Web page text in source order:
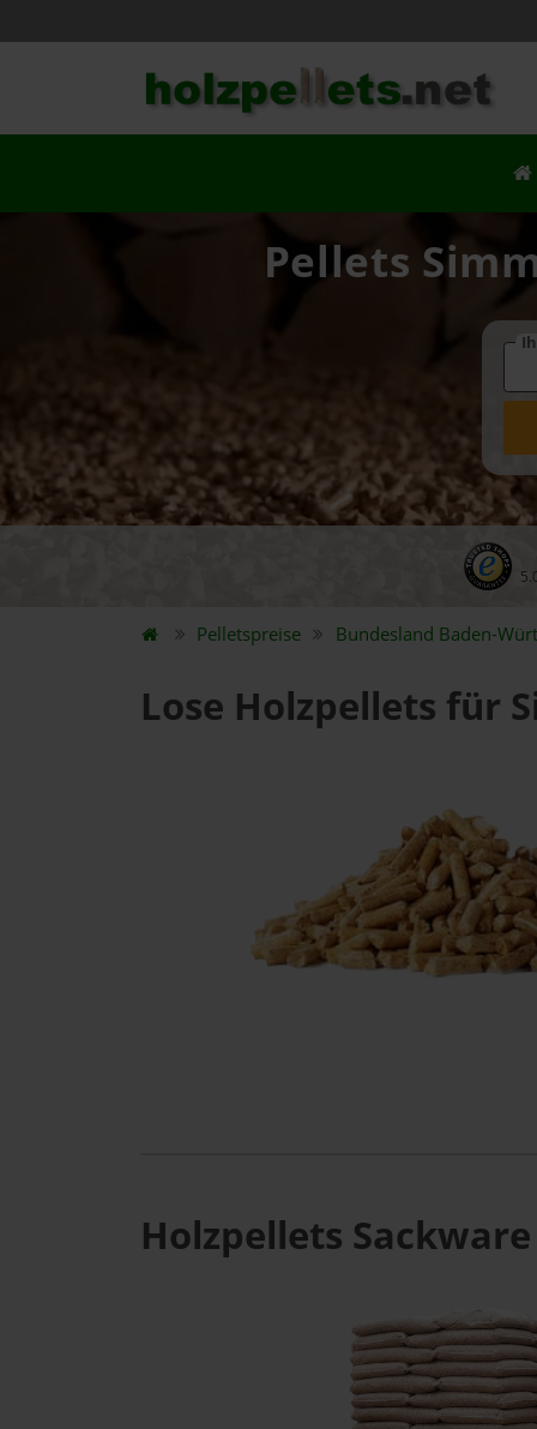
Pellets
Pelletspreise Bundesland Baden-
Lose Holzpellets für
Holzpellets